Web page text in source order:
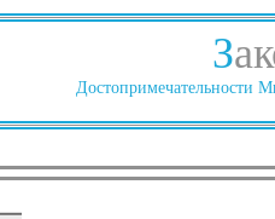
З
Достопримечательности